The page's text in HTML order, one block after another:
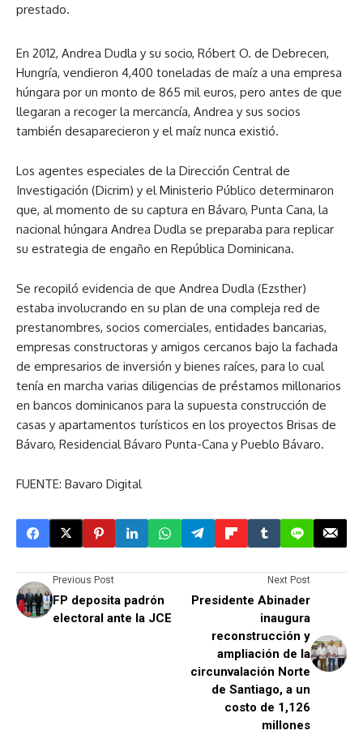
prestado.
En 2012, Andrea Dudla y su socio, Róbert O. de Debrecen,
Hungría, vendieron 4,400 toneladas de maíz a una empresa
húngara por un monto de 865 mil euros, pero antes de que
llegaran a recoger la mercancía, Andrea y sus socios
también desaparecieron y el maíz nunca existió.
Los agentes especiales de la Dirección Central de
Investigación (Dicrim) y el Ministerio Público determinaron
que, al momento de su captura en Bávaro, Punta Cana, la
nacional húngara Andrea Dudla se preparaba para replicar
su estrategia de engaño en República Dominicana.
Se recopiló evidencia de que Andrea Dudla (Ezsther)
estaba involucrando en su plan de una compleja red de
prestanombres, socios comerciales, entidades bancarias,
empresas constructoras y amigos cercanos bajo la fachada
de empresarios de inversión y bienes raíces, para lo cual
tenía en marcha varias diligencias de préstamos millonarios
en bancos dominicanos para la supuesta construcción de
casas y apartamentos turísticos en los proyectos Brisas de
Bávaro, Residencial Bávaro Punta-Cana y Pueblo Bávaro.
FUENTE: Bavaro Digital
Previous Post
FP deposita padrón
electoral ante la JCE
Next Post
Presidente Abinader
inaugura
reconstrucción y
ampliación de la
circunvalación Norte
de Santiago, a un
costo de 1,126
millones